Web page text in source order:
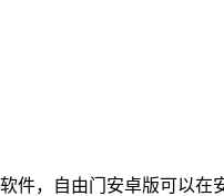
件，自由门安卓版可以